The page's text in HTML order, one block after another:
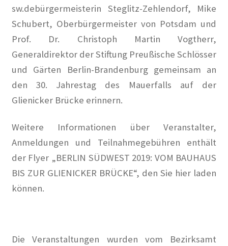
Paula Thiede. Von einer, die auszog, eine Gewerkschaft
anzuführen …
Walter Zadek
Wolfgang Leonhard
Arbeitsgruppen
Jubiläum 2018
Mitglied werden
sw.debürgermeisterin Steglitz-Zehlendorf, Mike
Schubert, Oberbürgermeister von Potsdam und
Prof. Dr. Christoph Martin Vogtherr,
Generaldirektor der Stiftung Preußische Schlösser
und Gärten Berlin-Brandenburg gemeinsam an
den 30. Jahrestag des Mauerfalls auf der
Glienicker Brücke erinnern.
Weitere Informationen über Veranstalter,
Anmeldungen und Teilnahmegebühren enthält
der Flyer „BERLIN SÜDWEST 2019: VOM BAUHAUS
BIS ZUR GLIENICKER BRÜCKE“, den Sie hier laden
können.
Die Veranstaltungen wurden vom Bezirksamt